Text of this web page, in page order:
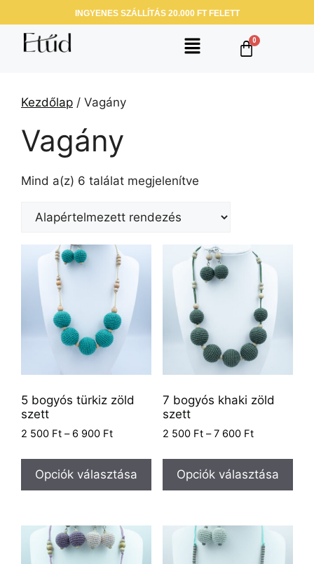
INGYENES SZÁLLÍTÁS 20.000 FT FELETT
Kezdőlap / Vagány
Vagány
Mind a(z) 6 találat megjelenítve
5 bogyós türkiz zöld
szett
2 500 Ft – 6 900 Ft
Opciók választása
7 bogyós khaki zöld
szett
2 500 Ft – 7 600 Ft
Opciók választása